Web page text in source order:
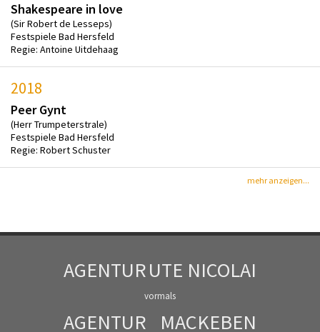
Shakespeare in love
(Sir Robert de Lesseps)
Festspiele Bad Hersfeld
Regie: Antoine Uitdehaag
2018
Peer Gynt
(Herr Trumpeterstrale)
Festspiele Bad Hersfeld
Regie: Robert Schuster
mehr anzeigen...
AGENTURUTE NICOLAI
vormals
AGENTUR MACKEBEN